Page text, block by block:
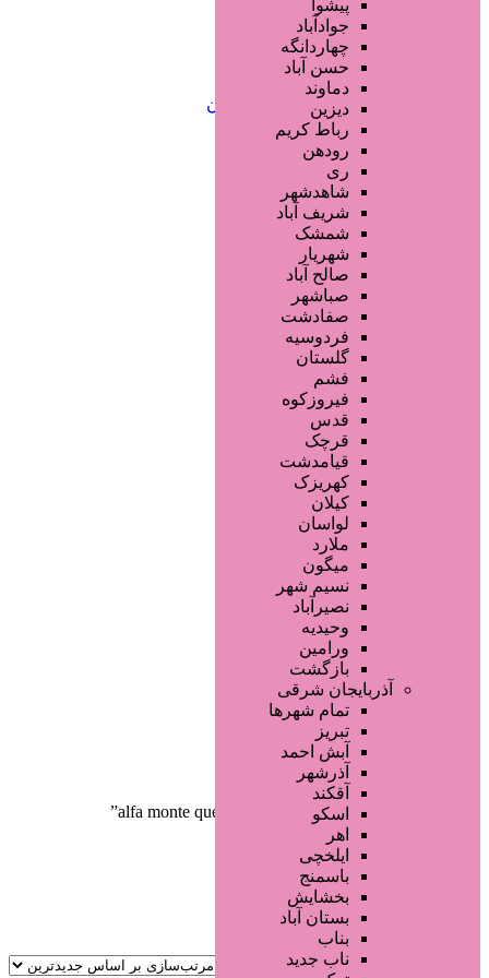
کلینیک های زیبایی پزشکی
آرایش دائم
خدمات مژه
خدمات ابرو
خدمات تناسب اندام و زیبایی بدن
سایر خدمات
پیشوا
جوادآباد
چهاردانگه
حسن آباد
دماوند
دیزین
رباط کریم
رودهن
ری
شاهدشهر
شریف آباد
شمشک
شهریار
صالح آباد
صباشهر
صفادشت
فردوسیه
گلستان
فشم
فیروزکوه
قدس
قرچک
قیامدشت
کهریزک
کیلان
لواسان
ملارد
میگون
نسیم شهر
نصیرآباد
وحیدیه
ورامین
بازگشت
آذربایجان شرقی
تمام شهر‌ها
تبریز
آبش احمد
آذرشهر
آقکند
اسکو
اهر
ایلخچی
باسمنج
بخشایش
بستان آباد
بناب
ناب جدید
صفحه اصلی
آگهی انبوه
طراحی سایت
صفحه اختصاصی
لیست سایتهای تبلیغاتی
دسته‌بندی‌ها
/ محصولات برچسب خورده “alfa monte queens”
جستجو پیشرفته